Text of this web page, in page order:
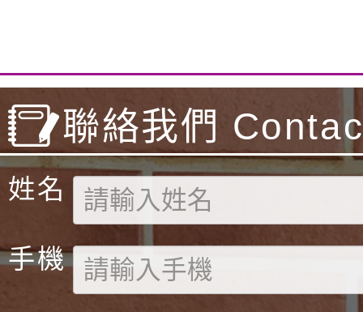
聯絡我們
姓名
手機